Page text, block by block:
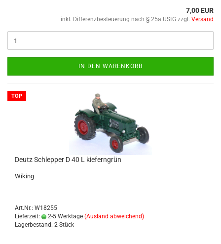
7,00 EUR
inkl. Differenzbesteuerung nach § 25a UStG zzgl. Versand
IN DEN WARENKORB
TOP
Deutz Schlep­per D 40 L kie­fern­grün
Wi­king
Art.Nr.: W18255
Lieferzeit:
2-5 Werktage (Ausland abweichend)
Lagerbestand: 2 Stück